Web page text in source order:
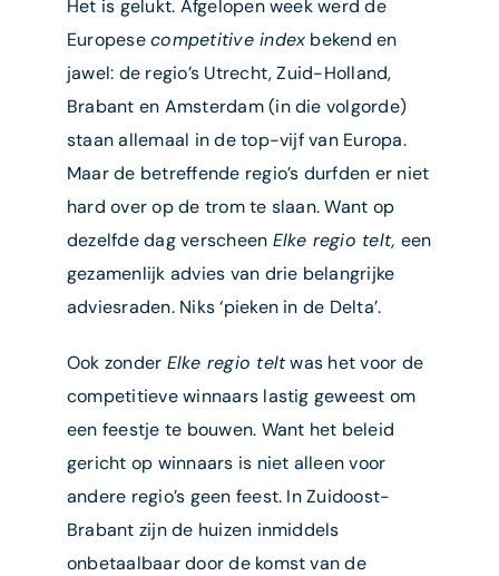
Het is gelukt. Afgelopen week werd de
Europesecompetitive index bekend en
jawel: de regio’s Utrecht, Zuid-Holland,
Brabant en Amsterdam (in die volgorde)
staan allemaal in de top-vijf van Europa.
Maar de betreffende regio’s durfden er niet
hard over op de trom te slaan. Want op
dezelfde dag verscheen Elke regio telt, een
gezamenlijk advies van drie belangrijke
adviesraden. Niks ‘pieken in de Delta’.
Ook zonder Elke regio teltwas het voor de
competitieve winnaars lastig geweest om
een feestje te bouwen. Want het beleid
gericht op winnaars is niet alleen voor
andere regio’s geen feest. In Zuidoost-
Brabant zijn de huizen inmiddels
onbetaalbaar door de komst van de